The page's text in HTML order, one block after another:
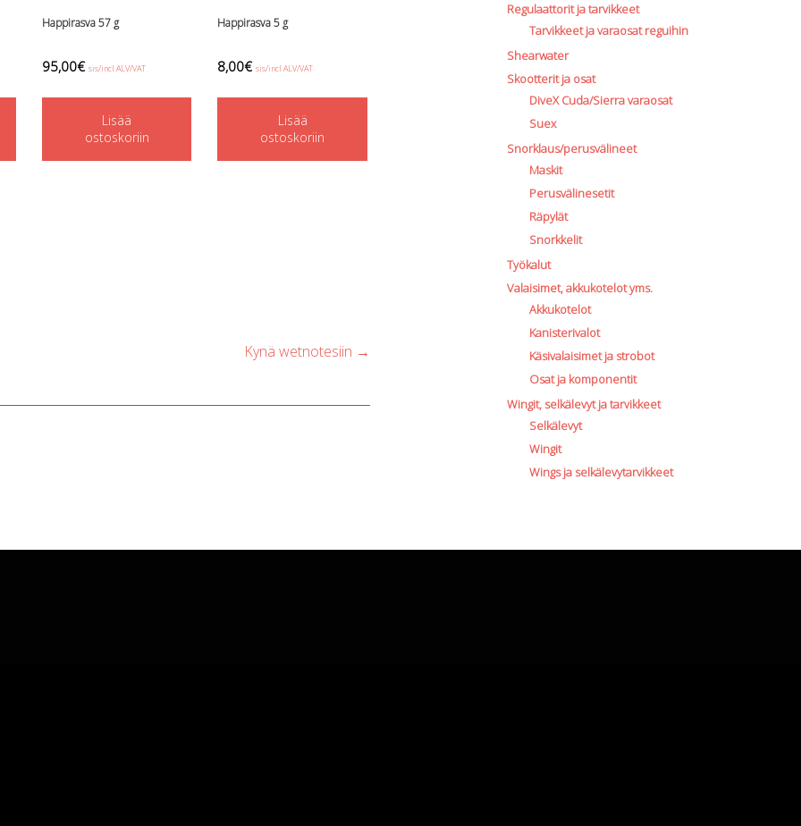
Happirasva 57 g
95,00€ sis/incl ALV/VAT
Lisää
ostoskoriin
Happirasva 5 g
8,00€ sis/incl ALV/VAT
Lisää
ostoskoriin
Kynä wetnotesiin →
Regulaattorit ja tarvikkeet
Tarvikkeet ja varaosat reguihin
Shearwater
Skootterit ja osat
DiveX Cuda/Sierra varaosat
Suex
Snorklaus/perusvälineet
Maskit
Perusvälinesetit
Räpylät
Snorkkelit
Työkalut
Valaisimet, akkukotelot yms.
Akkukotelot
Kanisterivalot
Käsivalaisimet ja strobot
Osat ja komponentit
Wingit, selkälevyt ja tarvikkeet
Selkälevyt
Wingit
Wings ja selkälevytarvikkeet